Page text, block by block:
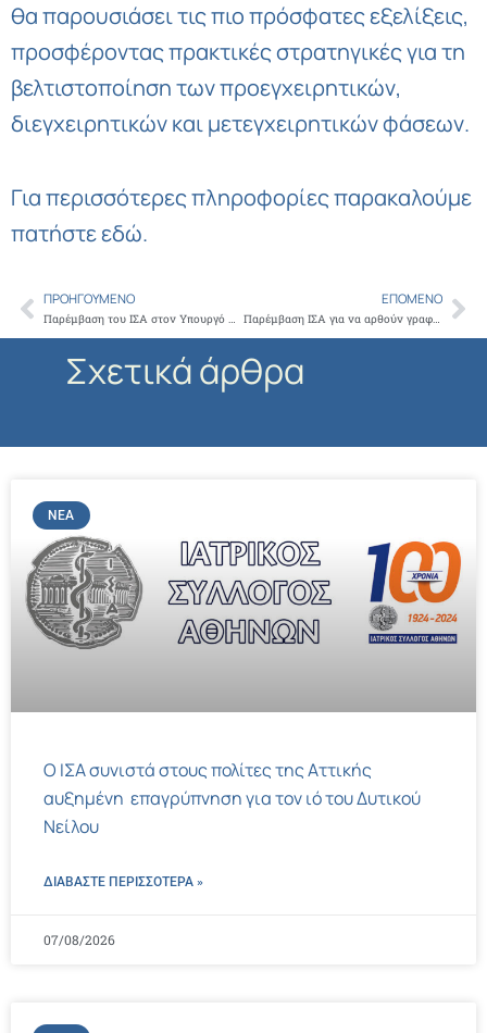
θα παρουσιάσει τις πιο πρόσφατες εξελίξεις,
προσφέροντας πρακτικές στρατηγικές για τη
βελτιστοποίηση των προεγχειρητικών,
διεγχειρητικών και μετεγχειρητικών φάσεων.
Για περισσότερες πληροφορίες παρακαλούμε
πατήστεεδώ.
Prev
ΠΡΟΗΓΟΎΜΕΝΟ
Παρέμβαση του ΙΣΑ στον Υπουργό Υγείας για την αποζημίωση των ειδικευόμενων ιατρών
ΕΠΌΜΕΝΟ
Παρέμβαση ΙΣΑ για να αρθούν γραφειοκρατικές δυσκολίες που αντιμετωπίζουν ιατροί ειδικευόμενοι, επικουρικοί και ιατροί του ΕΣΥ κατά την άσκηση ιδιωτικού έργου
Σχετικά άρθρα
ΝΈΑ
Ο ΙΣΑ συνιστά στους πολίτες της Αττικής
αυξημένη επαγρύπνηση για τον ιό του Δυτικού
Νείλου
ΔΙΑΒΑΣΤΕ ΠΕΡΙΣΣΌΤΕΡΑ »
07/08/2026